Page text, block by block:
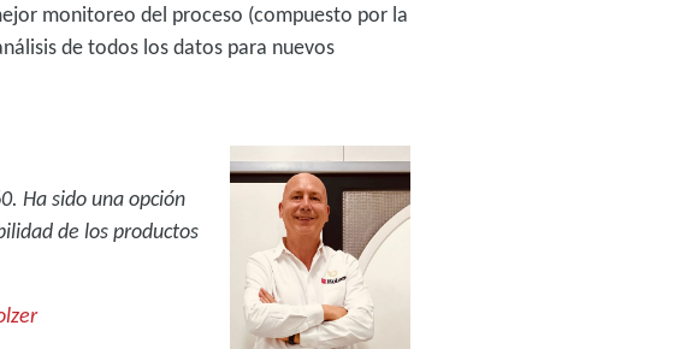
monitoreo del proceso (compuesto por la
de todos los datos para nuevos
Ha sido una opción
de los productos